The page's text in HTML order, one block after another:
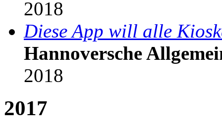
2018
Diese App will alle
Hannoversche
2018
2017